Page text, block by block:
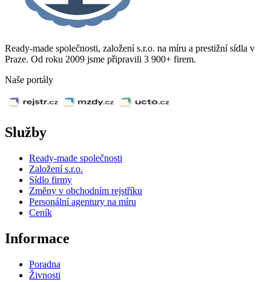
Ready-made společnosti, založení s.r.o. na míru a prestižní sídla v
Praze. Od roku 2009 jsme připravili 3 900+ firem.
Naše portály
Služby
Ready-made společnosti
Založení s.r.o.
Sídlo firmy
Změny v obchodním rejstříku
Personální agentury na míru
Ceník
Informace
Poradna
Živnosti